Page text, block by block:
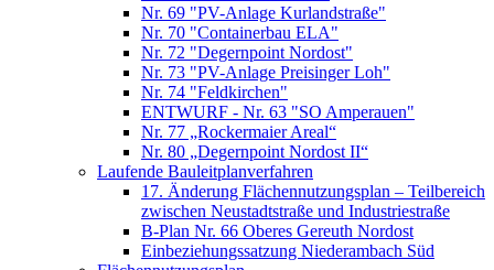
Nr. 69 "PV-Anlage Kurlandstraße"
Nr. 70 "Containerbau ELA"
Nr. 72 "Degernpoint Nordost"
Nr. 73 "PV-Anlage Preisinger Loh"
Nr. 74 "Feldkirchen"
ENTWURF - Nr. 63 "SO Amperauen"
Nr. 77 „Rockermaier Areal“
Nr. 80 „Degernpoint Nordost II“
Laufende Bauleitplanverfahren
17. Änderung Flächennutzungsplan – Teilbereich
zwischen Neustadtstraße und Industriestraße
B-Plan Nr. 66 Oberes Gereuth Nordost
Einbeziehungssatzung Niederambach Süd